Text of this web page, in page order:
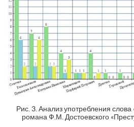
Рис. 3. Анализ употребления слова
романа Ф.М. Достоевского